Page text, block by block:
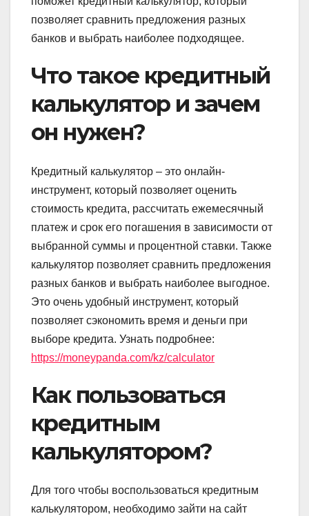
позволяет сравнить предложения разных
банков и выбрать наиболее подходящее.
Что такое кредитный
калькулятор и зачем
он нужен?
Кредитный калькулятор – это онлайн-
инструмент, который позволяет оценить
стоимость кредита, рассчитать ежемесячный
платеж и срок его погашения в зависимости от
выбранной суммы и процентной ставки. Также
калькулятор позволяет сравнить предложения
разных банков и выбрать наиболее выгодное.
Это очень удобный инструмент, который
позволяет сэкономить время и деньги при
выборе кредита. Узнать подробнее:
https://moneypanda.com/kz/calculator
Как пользоваться
кредитным
калькулятором?
Для того чтобы воспользоваться кредитным
калькулятором, необходимо зайти на сайт